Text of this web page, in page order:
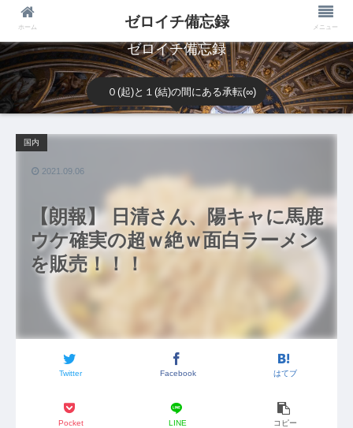
ゼロイチ備忘録
０(起)と１(結)の間にある承転(∞)
【朗報】 日清さん、陽キャに馬鹿
ウケ確実の超ｗ絶ｗ面白ラーメン
を販売！！！
国内
Twitter Facebook はてブ
Pocket LINE コピー
2021.09.06
ホーム ゼロイチ備忘録 メニュー